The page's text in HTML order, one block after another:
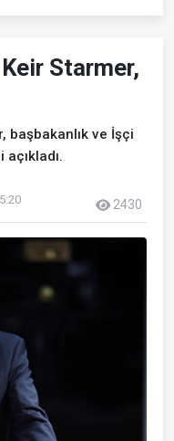
Starmer,
başbakanlık ve İşçi
2430